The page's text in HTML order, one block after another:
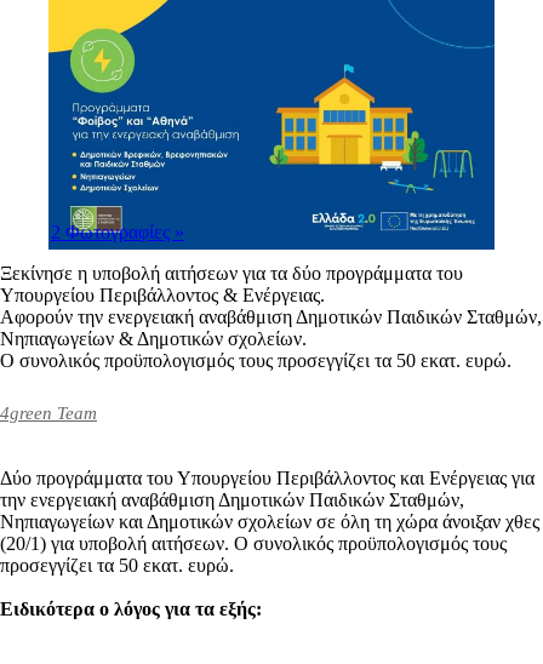
2 Φωτογραφίες »
Ξεκίνησε η υποβολή αιτήσεων για τα δύο προγράμματα του
Υπουργείου Περιβάλλοντος & Ενέργειας.
Αφορούν την ενεργειακή αναβάθμιση Δημοτικών Παιδικών Σταθμών,
Νηπιαγωγείων & Δημοτικών σχολείων.
Ο συνολικός προϋπολογισμός τους προσεγγίζει τα 50 εκατ. ευρώ.
4green Team
Δύο προγράμματα του Υπουργείου Περιβάλλοντος και Ενέργειας για
την ενεργειακή αναβάθμιση Δημοτικών Παιδικών Σταθμών,
Νηπιαγωγείων και Δημοτικών σχολείων σε όλη τη χώρα άνοιξαν χθες
(20/1) για υποβολή αιτήσεων. Ο συνολικός προϋπολογισμός τους
προσεγγίζει τα 50 εκατ. ευρώ.
Ειδικότερα ο λόγος για τα εξής: